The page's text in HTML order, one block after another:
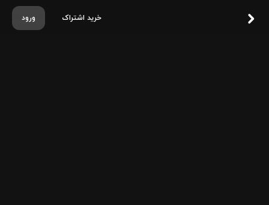
ورود خرید اشتراک